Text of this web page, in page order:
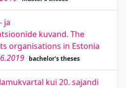
ja
kuvand. The
organisations in Estonia
bachelor's theses
kui 20. sajandi